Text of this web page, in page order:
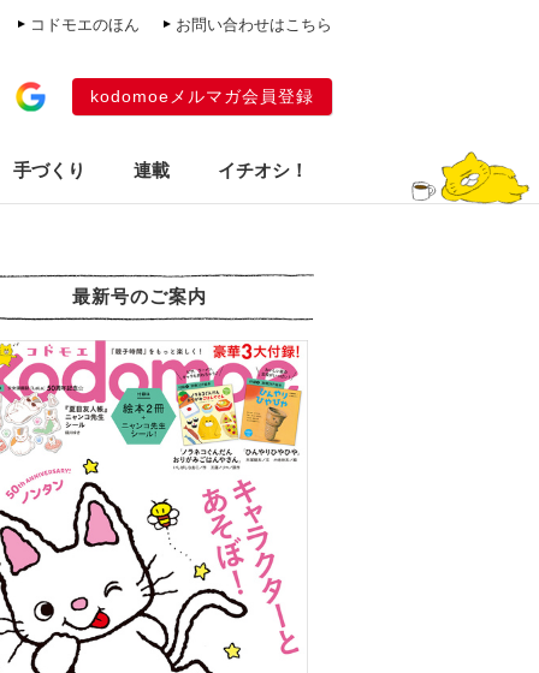
コドモエのほん お問い合わせはこちら
kodomoeメルマガ会員登録
手づくり 連載 イチオシ！
最新号のご案内